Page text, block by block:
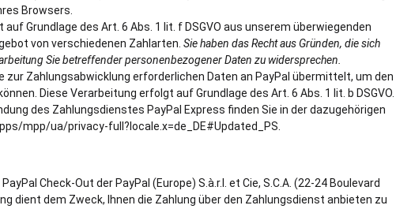
Browsers.
Grundlage des Art. 6 Abs. 1 lit. f DSGVO aus unserem überwiegenden
von verschiedenen Zahlarten. Sie haben das Recht aus Gründen, die sich
Sie betreffender personenbezogener Daten zu widersprechen.
zur Zahlungsabwicklung erforderlichen Daten an PayPal übermittelt, um den
Diese Verarbeitung erfolgt auf Grundlage des Art. 6 Abs. 1 lit. b DSGVO.
des Zahlungsdienstes PayPal Express finden Sie in der dazugehörigen
mpp/ua/privacy-full?locale.x=de_DE#Updated_PS.
Check-Out der PayPal (Europe) S.à.r.l. et Cie, S.C.A. (22-24 Boulevard
dient dem Zweck, Ihnen die Zahlung über den Zahlungsdienst anbieten zu